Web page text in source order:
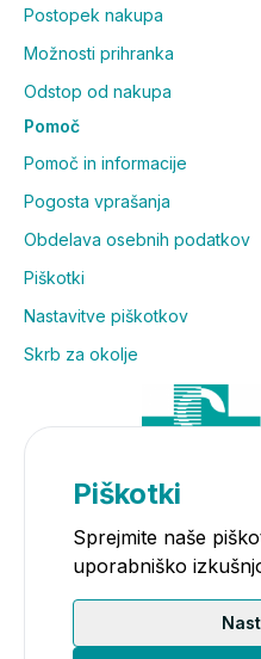
Postopek nakupa
Možnosti prihranka
Odstop od nakupa
Pomoč
Pomoč in informacije
Pogosta vprašanja
Obdelava osebnih podatkov
Piškotki
Nastavitve piškotkov
Skrb za okolje
Piškotki
Sprejmite naše
uporabniško